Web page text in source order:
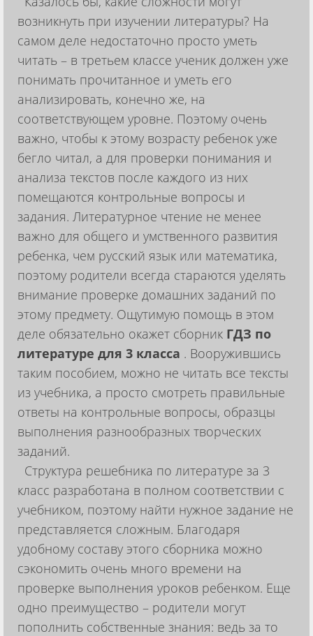
возникнуть при изучении литературы? На
самом деле недостаточно просто уметь
читать – в третьем классе ученик должен уже
понимать прочитанное и уметь его
анализировать, конечно же, на
соответствующем уровне. Поэтому очень
важно, чтобы к этому возрасту ребенок уже
бегло читал, а для проверки понимания и
анализа текстов после каждого из них
помещаются контрольные вопросы и
задания. Литературное чтение не менее
важно для общего и умственного развития
ребенка, чем русский язык или математика,
поэтому родители всегда стараются уделять
внимание проверке домашних заданий по
этому предмету. Ощутимую помощь в этом
деле обязательно окажет сборник ГДЗ по
литературе для 3 класса . Вооружившись
таким пособием, можно не читать все тексты
из учебника, а просто смотреть правильные
ответы на контрольные вопросы, образцы
выполнения разнообразных творческих
заданий.
Структура решебника по литературе за 3
класс разработана в полном соответствии с
учебником, поэтому найти нужное задание не
представляется сложным. Благодаря
удобному составу этого сборника можно
сэкономить очень много времени на
проверке выполнения уроков ребенком. Еще
одно преимущество – родители могут
пополнить собственные знания: ведь за то